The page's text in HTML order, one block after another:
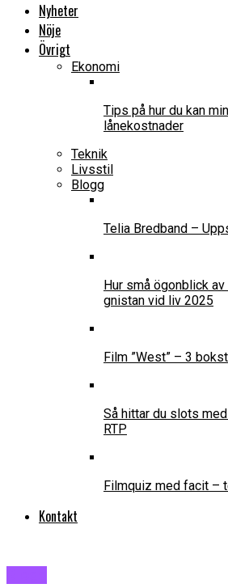
Nyheter
Nöje
Övrigt
Ekonomi
Tips på hur du kan
lånekostnader
Teknik
Livsstil
Blogg
Telia Bredband –
Hur små ögonblick
gnistan vid liv 2025
Film ”West” – 3
Så hittar du slots
RTP
Filmquiz med facit –
Kontakt